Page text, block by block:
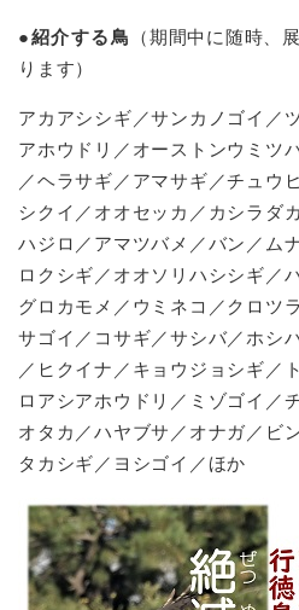
●紹介する鳥
（期間中に随時、
ります）
アカアシシギ／サンカノゴイ／
アホウドリ／オーストンウミツ
／ヘラサギ／アマサギ／チュウ
シクイ／オオセッカ／カシラダ
ハジロ／アマツバメ／バン／ム
ロクシギ／オオソリハシシギ／
グロカモメ／ウミネコ／クロツ
サゴイ／コサギ／サシバ／ホシ
／ヒクイナ／キョウジョシギ／
ロアシアホウドリ／ミゾゴイ／
オタカ／ハヤブサ／オナガ／ビ
タカシギ／ヨシゴイ／ほか